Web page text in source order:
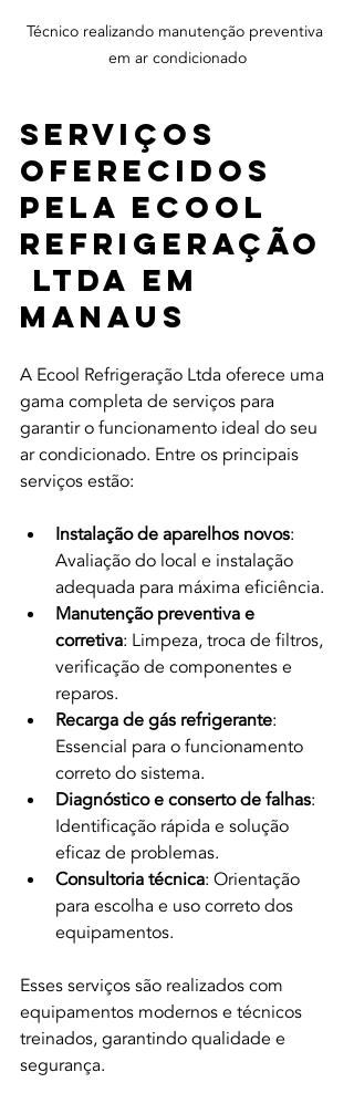
Técnico realizando manutenção preventiva
em ar condicionado
Serviços
Oferecidos
pela Ecool
Refrigeração
Ltda em
Manaus
A Ecool Refrigeração Ltda oferece uma
gama completa de serviços para
garantir o funcionamento ideal do seu
ar condicionado. Entre os principais
serviços estão:
Instalação de aparelhos novos:
Avaliação do local e instalação
adequada para máxima eficiência.
Manutenção preventiva e
corretiva: Limpeza, troca de filtros,
verificação de componentes e
reparos.
Recarga de gás refrigerante:
Essencial para o funcionamento
correto do sistema.
Diagnóstico e conserto de falhas:
Identificação rápida e solução
eficaz de problemas.
Consultoria técnica: Orientação
para escolha e uso correto dos
equipamentos.
Esses serviços são realizados com
equipamentos modernos e técnicos
treinados, garantindo qualidade e
segurança.